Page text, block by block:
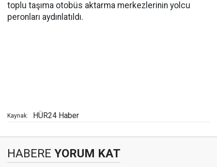
toplu taşıma otobüs aktarma merkezlerinin yolcu
peronları aydınlatıldı.
Kaynak: HÜR24 Haber
HABERE YORUM KAT